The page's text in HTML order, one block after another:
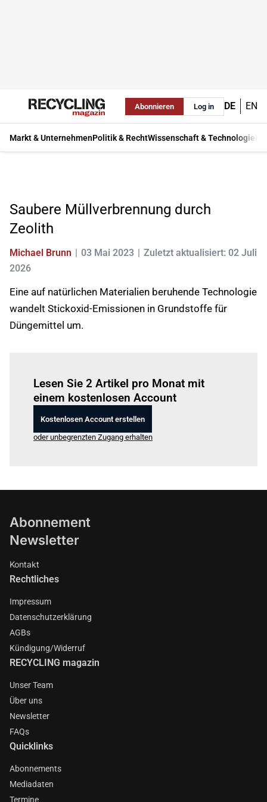
Abonnieren Log in DE EN
Markt & UnternehmenPolitik & RechtWissenschaft & Technologie
Saubere Müllverbrennung durch
Zeolith
Michael Brunn 03 Mai 2023
Zuletzt aktualisiert: 02 Juli
2026
Eine auf natürlichen Materialien beruhende Technologie
wandelt Stickoxid-Emissionen in Grundstoffe für
Düngemittel um.
Lesen Sie 2 Artikel pro Monat mit
einem kostenlosen Account
Kostenlosen Account erstellen
oder unbegrenzten Zugang erhalten
Abonnement
Newsletter
Kontakt
Rechtliches
Impressum
Datenschutzerklärung
AGBs
Kündigung/Widerruf
RECYCLING magazin
Unser Team
Über uns
Newsletter
FAQs
Quicklinks
Abonnements
Mediadaten
Termine